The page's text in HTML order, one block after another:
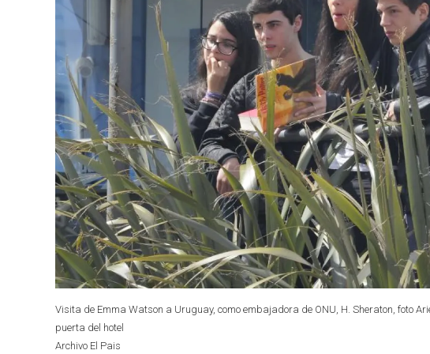
Visita de Emma Watson a Uruguay, como embajadora de ONU, H. Sheraton, foto
puerta del hotel
Archivo El Pais